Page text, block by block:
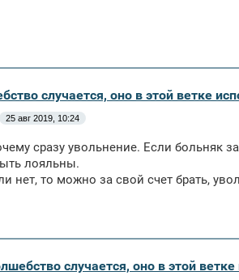
случается, оно в этой ветке
25 авг 2019, 10:24
сразу увольнение. Если больняк
лояльны.
нет, то можно за свой счет брать,
случается, оно в этой